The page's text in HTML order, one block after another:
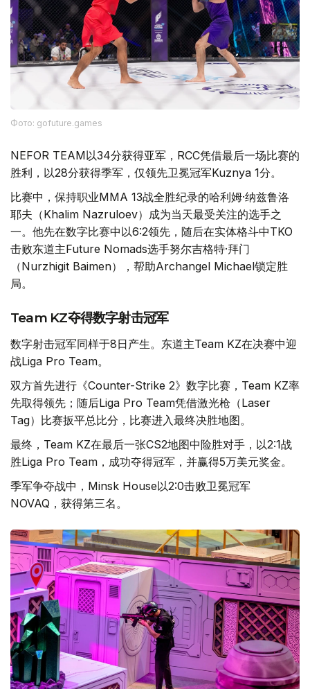
Фото: gofuture.games
NEFOR TEAM以34分获得亚军，RCC凭借最后一场比赛的
胜利，以28分获得季军，仅领先卫冕冠军Kuznya 1分。
比赛中，保持职业MMA 13战全胜纪录的哈利姆·纳兹鲁洛
耶夫（Khalim Nazruloev）成为当天最受关注的选手之
一。他先在数字比赛中以6:2领先，随后在实体格斗中TKO
击败东道主Future Nomads选手努尔吉格特·拜门
（Nurzhigit Baimen），帮助Archangel Michael锁定胜
局。
Team KZ夺得数字射击冠军
数字射击冠军同样于8日产生。东道主Team KZ在决赛中迎
战Liga Pro Team。
双方首先进行《Counter-Strike 2》数字比赛，Team KZ率
先取得领先；随后Liga Pro Team凭借激光枪（Laser
Tag）比赛扳平总比分，比赛进入最终决胜地图。
最终，Team KZ在最后一张CS2地图中险胜对手，以2:1战
胜Liga Pro Team，成功夺得冠军，并赢得5万美元奖金。
季军争夺战中，Minsk House以2:0击败卫冕冠军
NOVAQ，获得第三名。